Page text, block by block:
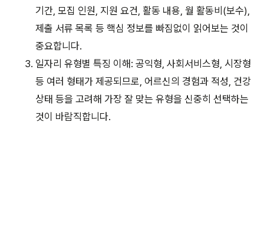
기간, 모집 인원, 지원 요건, 활동 내용, 월 활동비(보수),
제출 서류 목록 등 핵심 정보를 빠짐없이 읽어보는 것이
중요합니다.
일자리 유형별 특징 이해: 공익형, 사회서비스형, 시장형
등 여러 형태가 제공되므로, 어르신의 경험과 적성, 건강
상태 등을 고려해 가장 잘 맞는 유형을 신중히 선택하는
것이 바람직합니다.